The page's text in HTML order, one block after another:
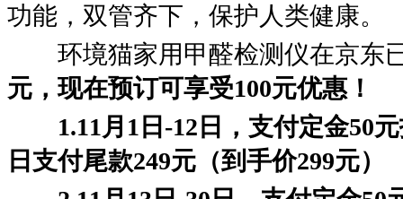
功能，双管齐下，保护人类健康。
环境猫家用甲醛检测仪在京东
元，现在预订可享受100元优惠！
1.11月1日-12日，支付定金50元
日支付尾款249元（到手价299元）